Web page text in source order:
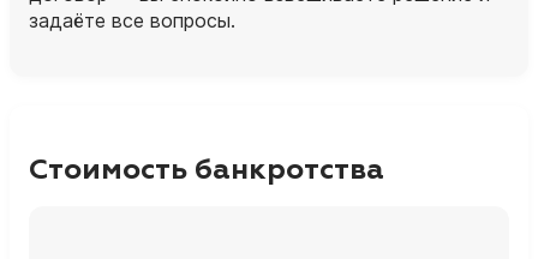
задаёте все вопросы.
Стоимость банкротства